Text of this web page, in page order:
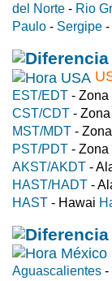
del Norte - Rio
Paulo - Sergipe -
EST/EDT - Zona
CST/CDT -
MST/MDT -
PST/PDT - Zona
AKST/AKDT -
HAST/HADT -
HAST - Hawai
Aguascalientes -